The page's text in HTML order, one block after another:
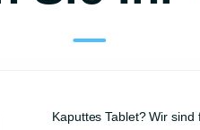
&
EINENKaputtes Tablet? Wir